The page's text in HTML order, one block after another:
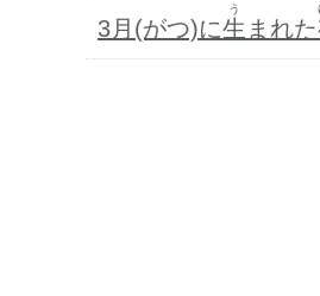
3月(がつ)に生
う
まれた